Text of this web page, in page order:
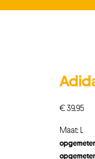
€39,95
Maat: L